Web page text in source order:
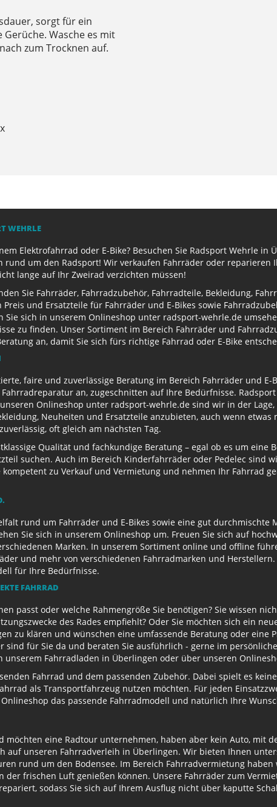
sorgt für ein
Wasche es mit
zum Trocknen auf.
WEHRLE
Elektrofahrrad oder E-Bike? Besuchen Sie Radsport Wehrle in
rund um den Radsport! Wir verkaufen Fahrräder oder reparieren
lange auf Ihr Zweirad verzichten müssen!
Sie Fahrräder, Fahrradzubehör, Fahrradteile, Bekleidung,
und Ersatzteile für Fahrräder und E-Bikes sowie
Sie sich in unserem Onlineshop unter radsport-wehrle.de
zu finden. Unser Sortiment im Bereich Fahrräder und
an, damit Sie sich fürs richtige Fahrrad oder E-Bike
faire und zuverlässige Beratung im Bereich Fahrräder und E-
an, zugeschnitten auf Ihre Bedürfnisse.
Onlineshop unter radsport-wehrle.de sind wir in der
Neuheiten und Ersatzteile anzubieten, auch wenn etwas
oft gleich am nächsten Tag.
Qualität und fachkundige Beratung – egal ob es um eine
suchen. Auch im Bereich Kinderfahrräder oder Pedelec sind
zu Verkauf und Vermietung und nehmen Ihr Fahrrad
rund um Fahrräder und E-Bikes sowie eine gut durchmischte
Sie sich in unserem Onlineshop um. Freuen Sie sich auf
Marken. In unserem Sortiment online und offline
und mehr von verschiedenen Fahrradmarken und
für Ihre Bedürfnisse.
FAHRRAD
passt oder welche Rahmengröße Sie benötigen? Sie wissen
des Rades empfiehlt? Oder Sie möchten sich ein
zu klären und wünschen eine umfassende Beratung oder eine
für Sie da und beraten Sie ausführlich - gerne im
unserem Fahrradladen in Überlingen oder über unseren
Fahrrad und dem passenden Zubehör. Dabei spielt es
als Transportfahrzeug nutzen möchten. Für jeden
das passende Fahrradmodell und natürlich Ihre
möchten eine Radtour unternehmen, haben aber kein Auto, mit
auf unseren Fahrradverleih in Überlingen. Wir bieten Ihnen
rund um den Bodensee. Im Bereich Fahrradvermietung
der frischen Luft genießen können. Unsere Fahrräder zum
sodass Sie sich auf Ihrem Ausflug nicht über kaputte